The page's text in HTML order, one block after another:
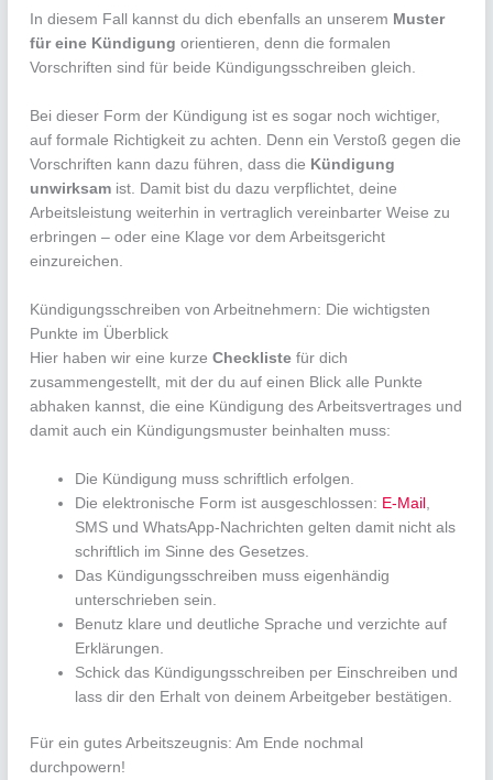
In diesem Fall kannst du dich ebenfalls an unserem Muster
für eine Kündigung orientieren, denn die formalen
Vorschriften sind für beide Kündigungsschreiben gleich.
Bei dieser Form der Kündigung ist es sogar noch wichtiger,
auf formale Richtigkeit zu achten. Denn ein Verstoß gegen die
Vorschriften kann dazu führen, dass die Kündigung
unwirksam ist. Damit bist du dazu verpflichtet, deine
Arbeitsleistung weiterhin in vertraglich vereinbarter Weise zu
erbringen – oder eine Klage vor dem Arbeitsgericht
einzureichen.
Kündigungsschreiben von Arbeitnehmern: Die wichtigsten
Punkte im Überblick
Hier haben wir eine kurzeCheckliste für dich
zusammengestellt, mit der du auf einen Blick alle Punkte
abhaken kannst, die eine Kündigung des Arbeitsvertrages und
damit auch ein Kündigungsmuster beinhalten muss:
Die Kündigung muss schriftlich erfolgen.
Die elektronische Form ist ausgeschlossen: E-Mail
SMS und WhatsApp-Nachrichten gelten damit nicht als
schriftlich im Sinne des Gesetzes.
Das Kündigungsschreiben muss eigenhändig
unterschrieben sein.
Benutz klare und deutliche Sprache und verzichte auf
Erklärungen.
Schick das Kündigungsschreiben per Einschreiben und
lass dir den Erhalt von deinem Arbeitgeber bestätigen.
Für ein gutes Arbeitszeugnis: Am Ende nochmal
durchpowern!